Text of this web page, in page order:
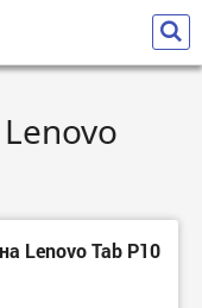
Lenovo Tab P10